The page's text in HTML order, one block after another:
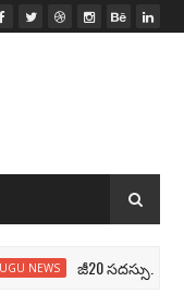
జీ20 సదస్సు.. మోదీ సీటు